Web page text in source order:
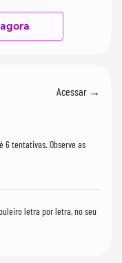
Acessar →
6 tentativas. Observe as
letra por letra, no seu